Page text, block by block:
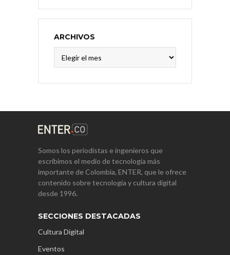
ARCHIVOS
Somos los periodistas e ingenieros que
escribimos el medio de tecnología más
importante de Colombia, ENTER, que le ofrece
contenido sobre tecnología y cultura digital
desde 1996.
SECCIONES DESTACADAS
Cultura Digital
Eventos